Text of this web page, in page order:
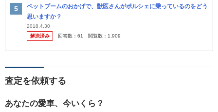
ペットブームのおかげで、獣医さんがポルシェに乗っているのをどう
思いますか？
2018.4.30
解決済み
回答数： 61 閲覧数： 1,909
査定を依頼する
あなたの愛車、今いくら？